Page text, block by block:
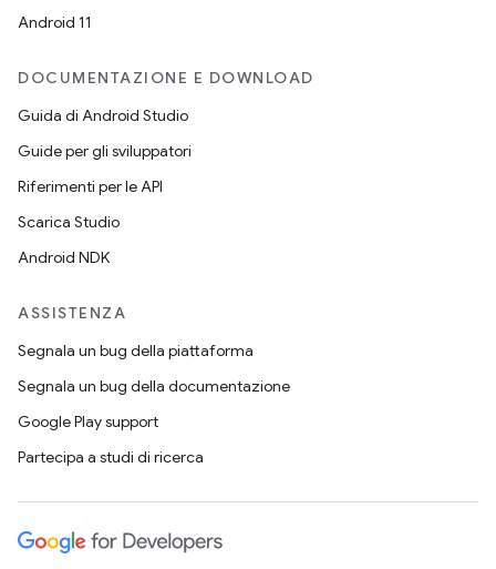
Android 11
DOCUMENTAZIONE E DOWNLOAD
Guida di Android Studio
Guide per gli sviluppatori
Riferimenti per le API
Scarica Studio
Android NDK
ASSISTENZA
Segnala un bug della piattaforma
Segnala un bug della documentazione
Google Play support
Partecipa a studi di ricerca